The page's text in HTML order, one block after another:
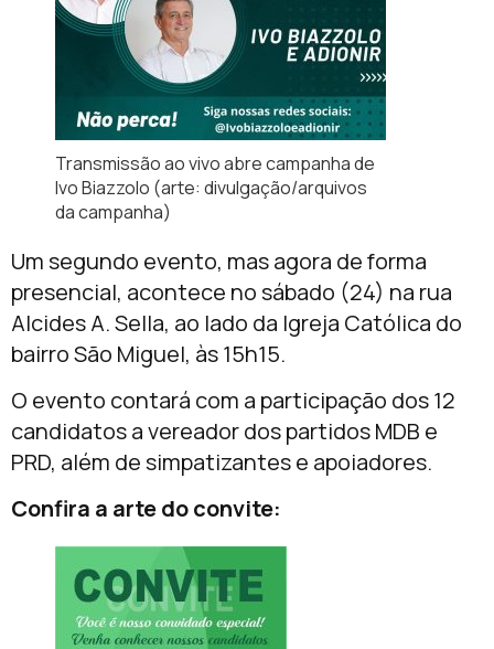
Transmissão ao vivo abre campanha de
Ivo Biazzolo (arte: divulgação/arquivos
da campanha)
Um segundo evento, mas agora de forma
presencial, acontece no sábado (24) na rua
Alcides A. Sella, ao lado da Igreja Católica do
bairro São Miguel, às 15h15.
O evento contará com a participação dos 12
candidatos a vereador dos partidos MDB e
PRD, além de simpatizantes e apoiadores.
Confira a arte do convite: